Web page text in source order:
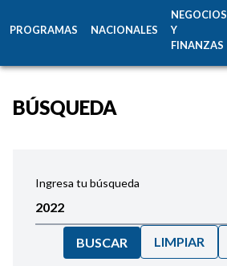
PROGRAMAS NACIONALES
NEGOCIOS
Y
FINANZAS
BÚSQUEDA
Ingresa tu búsqueda
BUSCAR LIMPIAR